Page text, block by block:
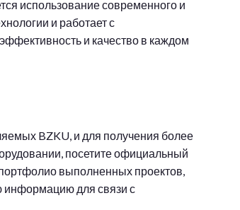
использование современного и
и работает с
и качество в каждом
BZKU, и для получения более
посетите официальный
выполненных проектов,
информацию для связи с